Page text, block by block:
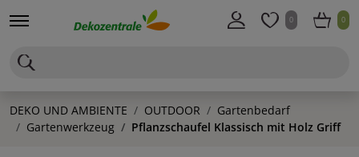
0 0
DEKO UND AMBIENTE OUTDOOR
Gartenbedarf
Gartenwerkzeug
Pflanzschaufel Klassisch mit Holz Griff